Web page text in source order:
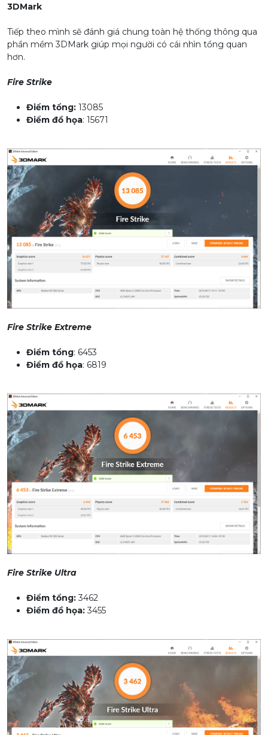
3DMark
Tiếp theo mình sẽ đánh giá chung toàn hệ thống thông qua
phần mềm 3DMark giúp mọi người có cái nhìn tổng quan
hơn.
Fire Strike
Điểm tổng: 13085
Điểm đồ họa: 15671
Fire Strike Extreme
Điểm tổng: 6453
Điểm đồ họa: 6819
Fire Strike Ultra
Điểm tổng:3462
Điểm đồ họa:3455